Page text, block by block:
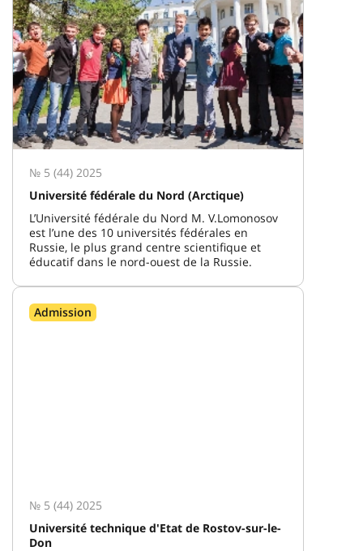
№ 5 (44) 2025
Université fédérale du Nord (Arctique)
L’Université fédérale du Nord M. V.Lomonosov
est l’une des 10 universités fédérales en
Russie, le plus grand centre scientifique et
éducatif dans le nord-ouest de la Russie.
Admission
№ 5 (44) 2025
Université technique d'Etat de Rostov-sur-le-
Don